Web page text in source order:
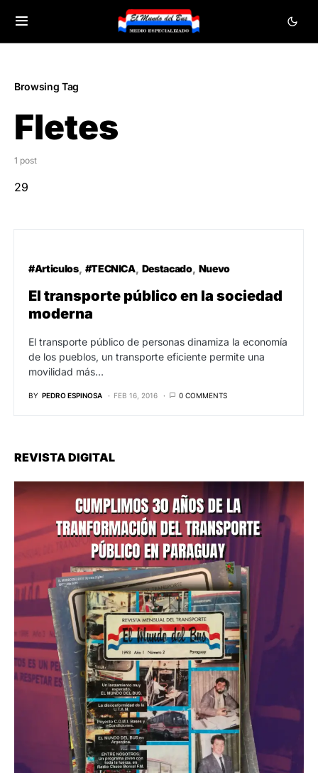
Browsing Tag
Fletes
1 post
29
#Articulos #TECNICA Destacado Nuevo
El transporte público en la sociedad
moderna
El transporte público de personas dinamiza la economía
de los pueblos, un transporte eficiente permite una
movilidad más…
BY PEDRO ESPINOSA FEB 16, 2016 0 COMMENTS
REVISTA DIGITAL